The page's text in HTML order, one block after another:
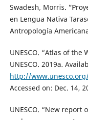
Swadesh, Morris.
en Lengua Nativa
Antropología
UNESCO. “Atlas of the
UNESCO. 2019a.
http://
Accessed on: Dec. 14,
UNESCO. “New report